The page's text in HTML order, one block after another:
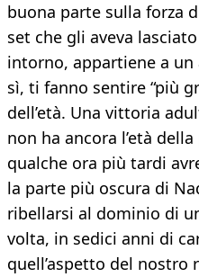
buona parte sulla forza
set che gli aveva
intorno, appartiene a
sì, ti fanno sentire “più
dell’età. Una vittoria
non ha ancora l’età
qualche ora più tardi
la parte più oscura di
ribellarsi al dominio di
volta, in sedici anni di
quell’aspetto del nostro